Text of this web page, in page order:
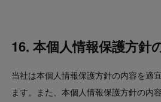
16. 本個人情報保護方針
当社は本個人情報保護方針の内容を適
ます。また、本個人情報保護方針の内